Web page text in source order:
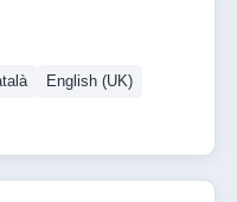
English (UK)